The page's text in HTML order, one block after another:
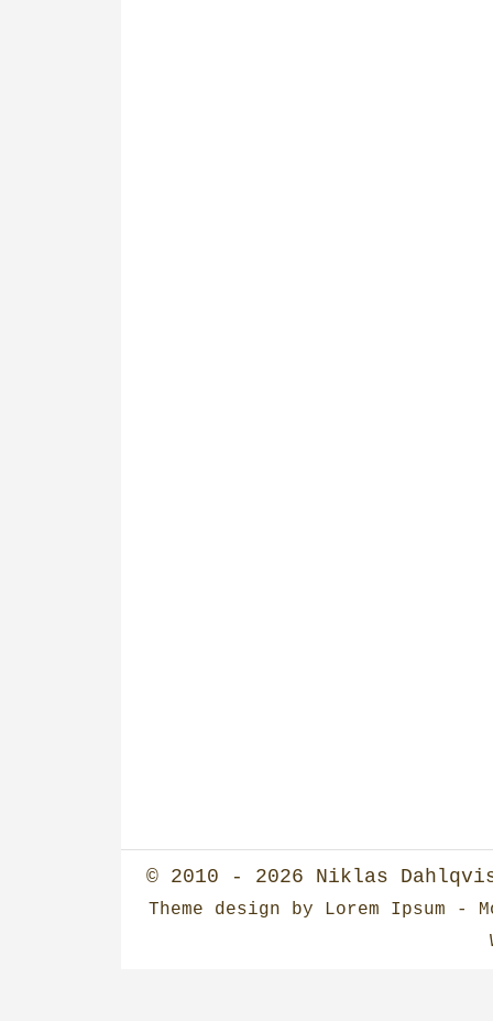
© 2010 - 2026 Niklas
Theme design by Lorem Ipsum -